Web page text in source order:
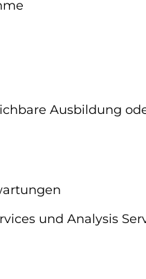
Ausbildung
und Analysis